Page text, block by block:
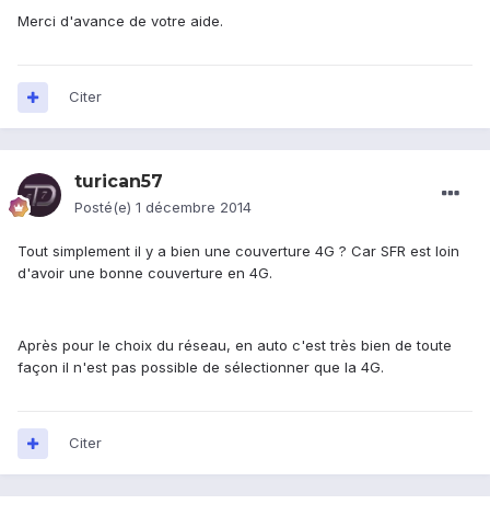
Merci d'avance de votre aide.
Citer
turican57
Posté(e) 1 décembre 2014
Tout simplement il y a bien une couverture 4G ? Car SFR est loin
d'avoir une bonne couverture en 4G.
Après pour le choix du réseau, en auto c'est très bien de toute
façon il n'est pas possible de sélectionner que la 4G.
Citer